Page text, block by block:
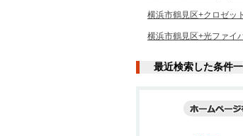
横浜市鶴見区+クロゼット
横浜市鶴見区+光ファイ
最近検索した条件